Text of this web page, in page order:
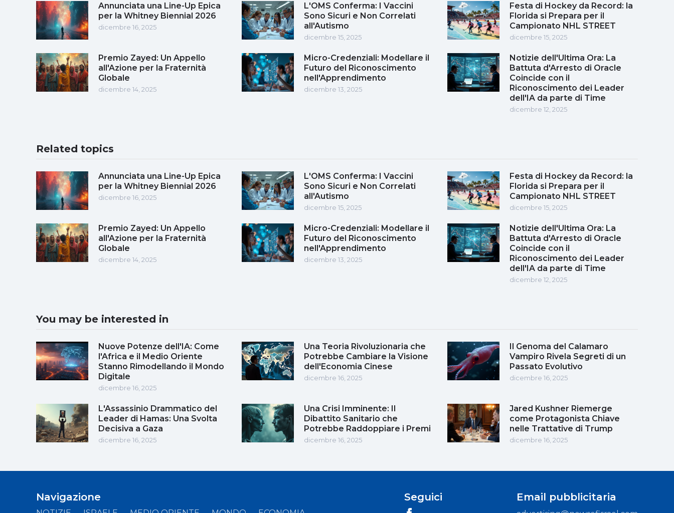
Annunciata una Line-Up Epica
per la Whitney Biennial 2026
dicembre 16, 2025
L'OMS Conferma: I Vaccini
Sono Sicuri e Non Correlati
all'Autismo
dicembre 15, 2025
Festa di Hockey da Record: la
Florida si Prepara per il
Campionato NHL STREET
dicembre 15, 2025
Premio Zayed: Un Appello
all'Azione per la Fraternità
Globale
dicembre 14, 2025
Micro-Credenziali: Modellare il
Futuro del Riconoscimento
nell'Apprendimento
dicembre 13, 2025
Notizie dell'Ultima Ora: La
Battuta d'Arresto di Oracle
Coincide con il
Riconoscimento dei Leader
dell'IA da parte di Time
dicembre 12, 2025
Related topics
Annunciata una Line-Up Epica
per la Whitney Biennial 2026
dicembre 16, 2025
L'OMS Conferma: I Vaccini
Sono Sicuri e Non Correlati
all'Autismo
dicembre 15, 2025
Festa di Hockey da Record: la
Florida si Prepara per il
Campionato NHL STREET
dicembre 15, 2025
Premio Zayed: Un Appello
all'Azione per la Fraternità
Globale
dicembre 14, 2025
Micro-Credenziali: Modellare il
Futuro del Riconoscimento
nell'Apprendimento
dicembre 13, 2025
Notizie dell'Ultima Ora: La
Battuta d'Arresto di Oracle
Coincide con il
Riconoscimento dei Leader
dell'IA da parte di Time
dicembre 12, 2025
You may be interested in
Nuove Potenze dell'IA: Come
l'Africa e il Medio Oriente
Stanno Rimodellando il Mondo
Digitale
dicembre 16, 2025
Una Teoria Rivoluzionaria che
Potrebbe Cambiare la Visione
dell'Economia Cinese
dicembre 16, 2025
Il Genoma del Calamaro
Vampiro Rivela Segreti di un
Passato Evolutivo
dicembre 16, 2025
L'Assassinio Drammatico del
Leader di Hamas: Una Svolta
Decisiva a Gaza
dicembre 16, 2025
Una Crisi Imminente: Il
Dibattito Sanitario che
Potrebbe Raddoppiare i Premi
dicembre 16, 2025
Jared Kushner Riemerge
come Protagonista Chiave
nelle Trattative di Trump
dicembre 16, 2025
Navigazione Seguici Email pubblicitaria